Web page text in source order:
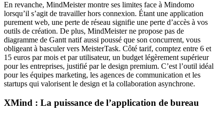
En revanche, MindMeister montre ses limites face à Mindomo
lorsqu’il s’agit de travailler hors connexion. Étant une application
purement web, une perte de réseau signifie une perte d’accès à vos
outils de création. De plus, MindMeister ne propose pas de
diagramme de Gantt natif aussi poussé que son concurrent, vous
obligeant à basculer vers MeisterTask. Côté tarif, comptez entre 6 et
15 euros par mois et par utilisateur, un budget légèrement supérieur
pour les entreprises, justifié par le design premium. C’est l’outil idéal
pour les équipes marketing, les agences de communication et les
startups qui valorisent le design et la collaboration asynchrone.
XMind : La puissance de l’application de bureau